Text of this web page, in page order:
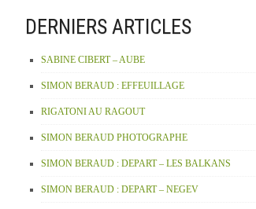
DERNIERS ARTICLES
SABINE CIBERT – AUBE
SIMON BERAUD : EFFEUILLAGE
RIGATONI AU RAGOUT
SIMON BERAUD PHOTOGRAPHE
SIMON BERAUD : DEPART – LES BALKANS
SIMON BERAUD : DEPART – NEGEV